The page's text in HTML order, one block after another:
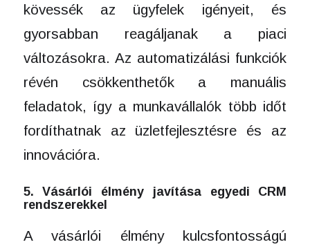
kövessék az ügyfelek igényeit, és
gyorsabban reagáljanak a piaci
változásokra. Az automatizálási funkciók
révén csökkenthetők a manuális
feladatok, így a munkavállalók több időt
fordíthatnak az üzletfejlesztésre és az
innovációra.
5. Vásárlói élmény javítása egyedi CRM
rendszerekkel
A vásárlói élmény kulcsfontosságú